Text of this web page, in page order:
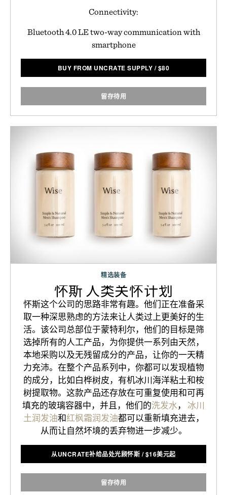
Connectivity:
Bluetooth 4.0 LE two-way communication with
smartphone
BUY FROM UNCRATE SUPPLY /$80
留存待用
精选装备
怀斯 人类关怀计划
怀斯这个公司的思路非常有趣。他们正在准备采
取一种深思熟虑的方法来让人类过上更美好的生
活。该公司总部位于蒙特利尔，他们的目标是筛
选掉所有的人工产品，为你提供一系列由天然，
本地采购以及无残留成分的产品，让你的一天精
力充沛。在整个产品系列中，你都可以发现植物
的成分，比如白桦树皮，有机冰川海洋粘土和桉
树提取物。这款产品还存放在可重复使用和可再
填充的玻璃容器中，并且，他们的洗发水 ，
冰川
土润发油和红枫霜润发油都可以重新填充进去，
从而让自然坏境的丢弃物进一步减少。
从UNCRATE补给品处光顾怀斯 /$16美元起
留存待用